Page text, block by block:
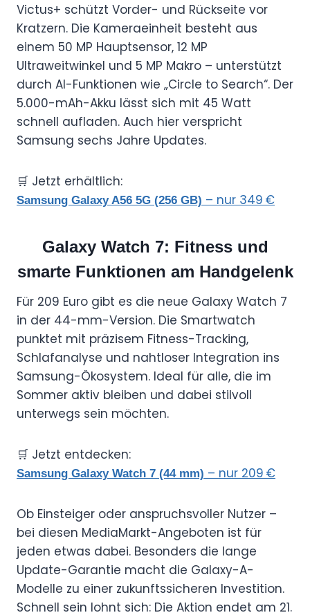
Victus+ schützt Vorder- und Rückseite vor
Kratzern. Die Kameraeinheit besteht aus
einem 50 MP Hauptsensor, 12 MP
Ultraweitwinkel und 5 MP Makro – unterstützt
durch AI-Funktionen wie „Circle to Search“. Der
5.000-mAh-Akku lässt sich mit 45 Watt
schnell aufladen. Auch hier verspricht
Samsung sechs Jahre Updates.
🛒 Jetzt erhältlich:
Samsung Galaxy A56 5G (256 GB) – nur 349 €
Galaxy Watch 7: Fitness und
smarte Funktionen am Handgelenk
Für 209 Euro gibt es die neue Galaxy Watch 7
in der 44-mm-Version. Die Smartwatch
punktet mit präzisem Fitness-Tracking,
Schlafanalyse und nahtloser Integration ins
Samsung-Ökosystem. Ideal für alle, die im
Sommer aktiv bleiben und dabei stilvoll
unterwegs sein möchten.
🛒 Jetzt entdecken:
Samsung Galaxy Watch 7 (44 mm) – nur 209 €
Ob Einsteiger oder anspruchsvoller Nutzer –
bei diesen MediaMarkt-Angeboten ist für
jeden etwas dabei. Besonders die lange
Update-Garantie macht die Galaxy-A-
Modelle zu einer zukunftssicheren Investition.
Schnell sein lohnt sich: Die Aktion endet am 21.